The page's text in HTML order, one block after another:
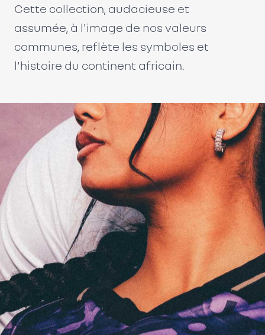
Cette collection, audacieuse et
assumée, à l'image de nos valeurs
communes, reflète les symboles et
l'histoire du continent africain.